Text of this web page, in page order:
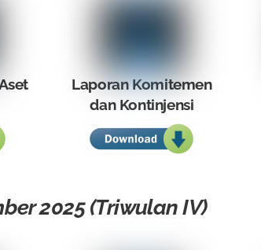
Laporan Komitemen
dan Kontinjensi
2025 (Triwulan IV)